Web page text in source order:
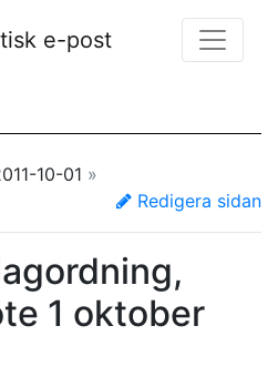
e-post
10-01 »
Redigera sidan
1 oktober